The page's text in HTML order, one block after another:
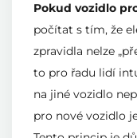
Pokud vozidlo
počítat s tím, že
zpravidla nelze
to pro řadu lidí
na jiné vozidlo
pro nové vozidlo